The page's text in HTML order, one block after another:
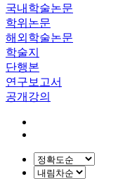
국내학술논문
학위논문
해외학술논문
학술지
단행본
연구보고서
공개강의